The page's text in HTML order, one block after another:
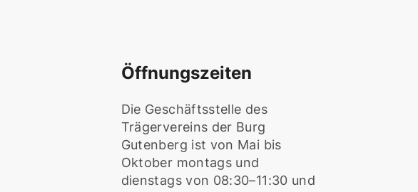
Öffnungszeiten
Die Geschäftsstelle des
Trägervereins der Burg
Gutenberg ist von Mai bis
Oktober montags und
dienstags von 08:30–11:30 und